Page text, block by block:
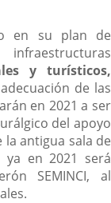
en su plan de
y turísticos,
de las
en 2021 a ser
del apoyo
antigua sala de
ya en 2021 será
SEMINCI, al